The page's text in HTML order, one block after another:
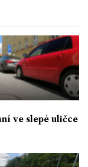
ve slepé uličce